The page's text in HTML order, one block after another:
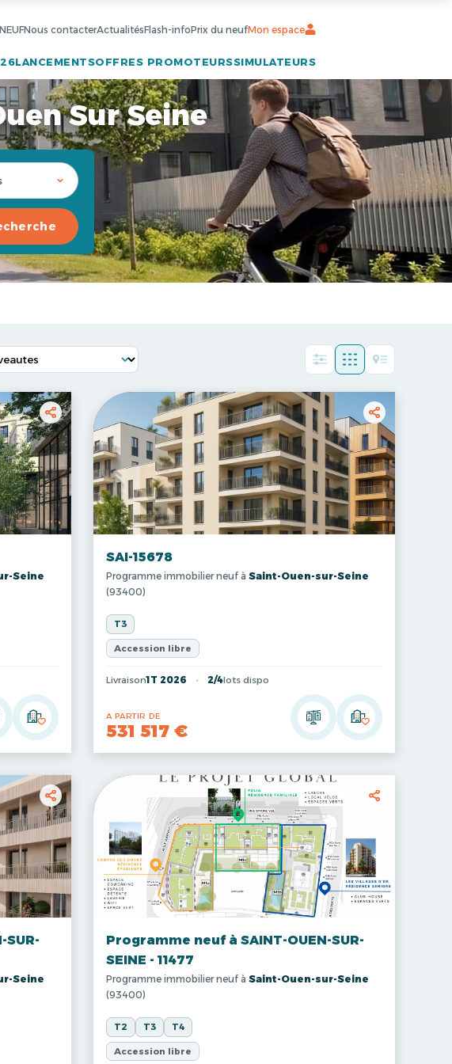
Nous contacterActualitésFlash-infoPrix du neufMon espace
LANCEMENTSOFFRES PROMOTEURSSIMULATEURS
Sur Seine
Seine
SAI-15678
Programme immobilier neuf à Saint-Ouen-sur-Seine
(93400)
T3
Accession libre
Livraison1T 2026 2/4lots dispo
A PARTIR DE
531 517 €
Seine
Programme neuf à SAINT-OUEN-SUR-
SEINE - 11477
Programme immobilier neuf à Saint-Ouen-sur-Seine
(93400)
T2 T3 T4
Accession libre